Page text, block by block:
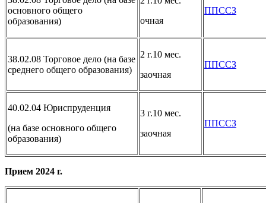
основного общего
образования)
очная
ППССЗ
38.02.08 Торговое дело (на базе
среднего общего образования)
2 г.10 мес.
заочная
ППССЗ
40.02.04 Юриспруденция
(на базе основного общего
образования)
3 г.10 мес.
заочная
ППССЗ
Прием 2024 г.